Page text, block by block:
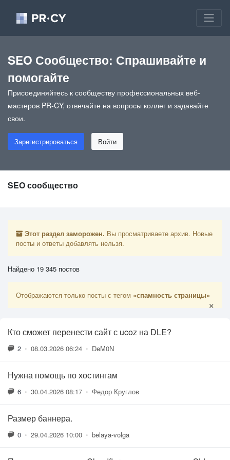
SEO Сообщество: Спрашивайте и
помогайте
Присоединяйтесь к сообществу профессиональных веб-
мастеров PR-CY, отвечайте на вопросы коллег и задавайте
свои.
Зарегистрироваться Войти
SEO сообщество
Этот раздел заморожен. Вы просматриваете архив. Новые
посты и ответы добавлять нельзя.
Найдено 19 345 постов
Отображаются только посты с тегом «спамность страницы»
×
Кто сможет перенести сайт с ucoz на DLE?
2 • 08.03.2026 06:24 • DeM0N
Нужна помощь по хостингам
6 • 30.04.2026 08:17 • Федор Круглов
Размер баннера.
0 • 29.04.2026 10:00 • belaya-volga